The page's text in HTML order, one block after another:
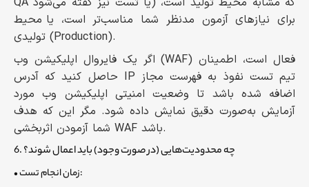
برای نیازهای آزمون مدنظر شما مناسب‌تر است، یا محیط
تولیدی (Production).
اگر یک فایروال اپلیکیشن وب (WAF) فعال است، اطمینان
حاصل کنید که آدرس IP تیم تست نفوذ به فهرست مجاز
اضافه شده باشد تا وضعیت امنیتی اپلیکیشن وب مورد
آزمایش به‌صورت دقیق نمایش داده شود. مگر این که هدف
شما آزمودن اثربخشی WAF باشد.
6. چه محدودیت‌هایی (در صورت وجود) باید اعمال شوند؟
• زمان انجام تست: